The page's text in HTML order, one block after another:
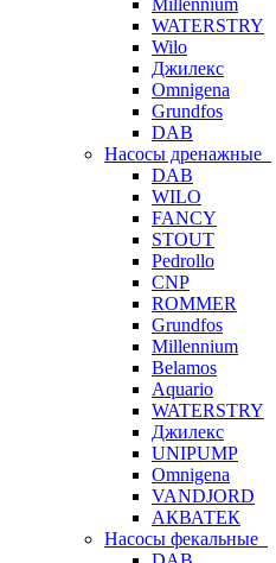
Millennium
WATERSTRY
Wilo
Джилекс
Omnigena
Grundfos
DAB
Насосы дренажные
DAB
WILO
FANCY
STOUT
Pedrollo
CNP
ROMMER
Grundfos
Millennium
Belamos
Aquario
WATERSTRY
Джилекс
UNIPUMP
Omnigena
VANDJORD
АКВАТЕК
Насосы фекальные